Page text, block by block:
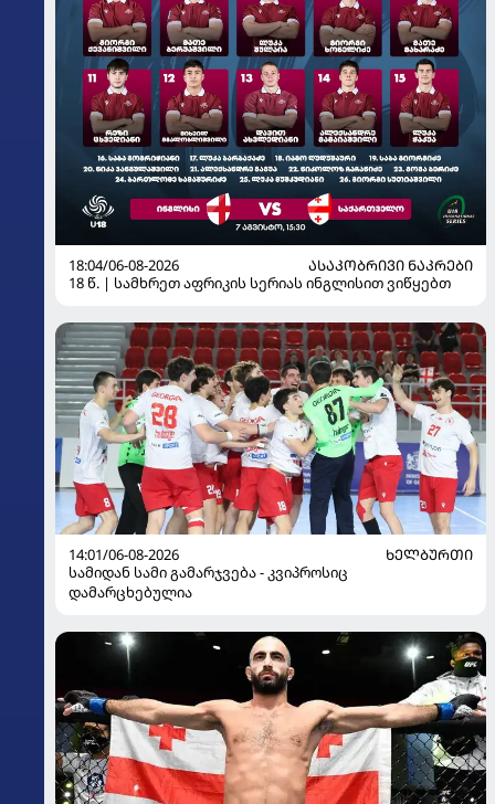
18:04/06-08-2026
ᲐᲡᲐᲙᲝᲑᲠᲘᲕᲘ ᲜᲐᲙᲠᲔᲑᲘ
18 წ. | სამხრეთ აფრიკის სერიას ინგლისით ვიწყებთ
14:01/06-08-2026
ᲮᲔᲚᲑᲣᲠᲗᲘ
სამიდან სამი გამარჯვება - კვიპროსიც
დამარცხებულია